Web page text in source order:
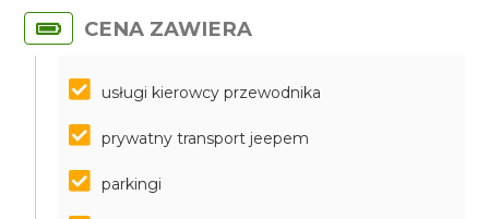
CENA ZAWIERA
usługi kierowcy przewodnika
prywatny transport jeepem
parkingi